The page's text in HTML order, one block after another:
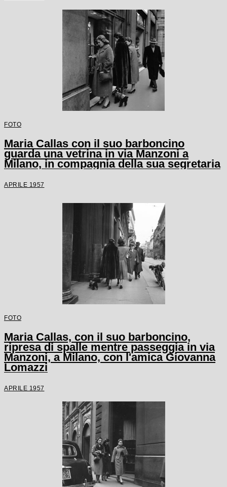
FOTO
Maria Callas con il suo barboncino
guarda una vetrina in via Manzoni a
Milano, in compagnia della sua segretaria
APRILE 1957
FOTO
Maria Callas, con il suo barboncino,
ripresa di spalle mentre passeggia in via
Manzoni, a Milano, con l'amica Giovanna
Lomazzi
APRILE 1957